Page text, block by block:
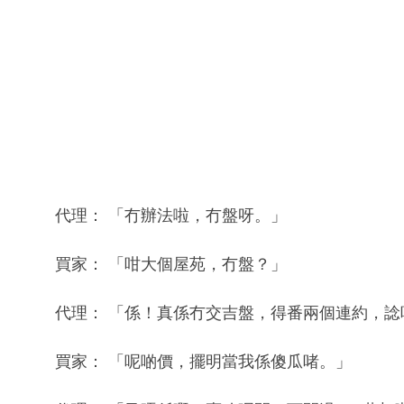
代理： 「冇辦法啦，冇盤呀。」
買家： 「咁大個屋苑，冇盤？」
代理： 「係！真係冇交吉盤，得番兩個連約，
買家： 「呢啲價，擺明當我係傻瓜啫。」